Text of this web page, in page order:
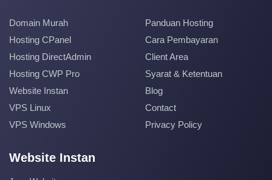
Domain Murah
Hosting CPanel
Hosting DirectAdmin
Hosting CWP Pro
Website Instan
VPS Linux
VPS Windows
Panduan Hosting
Cara Pembayaran
Client Area
Syarat & Ketentuan
Blog
Contact
Privacy Policy
Website Instan